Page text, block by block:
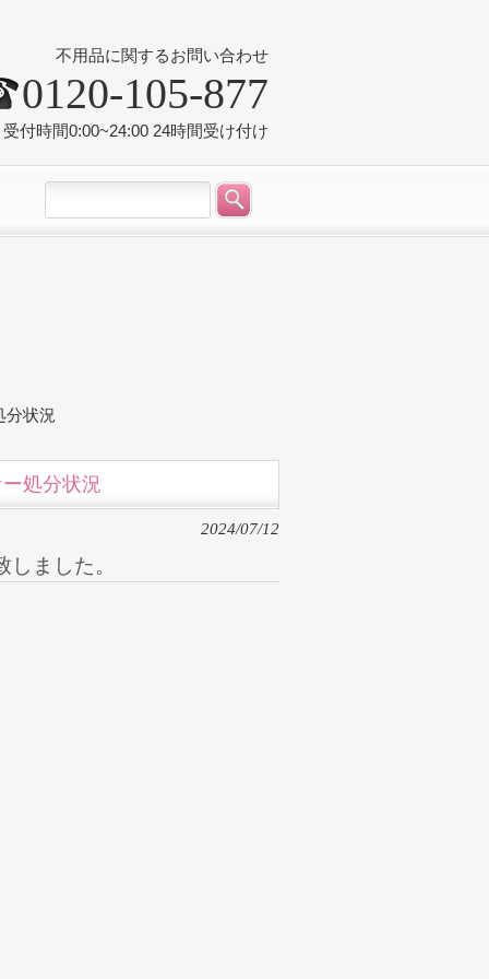
不用品に関するお問い合わせ
0120-105-877
受付時間0:00~24:00 24時間受け付け
分状況
処分状況
2024/07/12
ました。